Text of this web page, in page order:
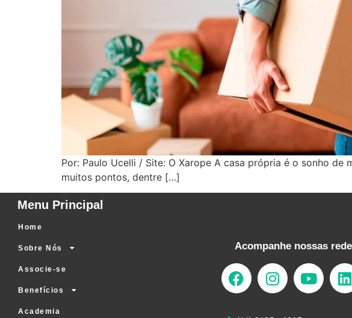
Por: Paulo Ucelli / Site: O Xarope A casa própria é o sonho
muitos pontos, dentre […]
Menu Principal
Home
Sobre Nós
Associe-se
Benefícios
Academia
Acompanhe nossas